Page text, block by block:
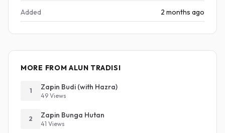
Added 2 months ago
MORE FROM ALUN TRADISI
1 Zapin Budi (with Hazra)
49 Views
2 Zapin Bunga Hutan
41 Views